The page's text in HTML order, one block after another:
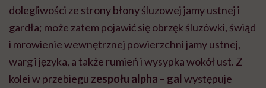
dolegliwości ze strony błony śluzowej jamy ustnej i
gardła; może zatem pojawić się obrzęk śluzówki, świąd
i mrowienie wewnętrznej powierzchni jamy ustnej,
warg i języka, a także rumień i wysypka wokół ust. Z
kolei w przebiegu zespołu alpha – gal występuje